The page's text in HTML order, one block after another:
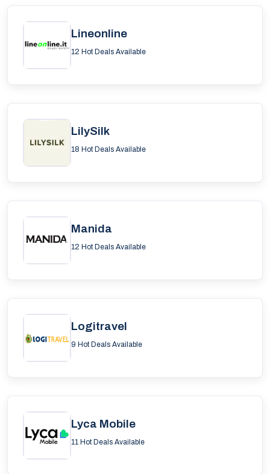
Lineonline
12 Hot Deals Available
LilySilk
18 Hot Deals Available
Manida
12 Hot Deals Available
Logitravel
9 Hot Deals Available
Lyca Mobile
11 Hot Deals Available